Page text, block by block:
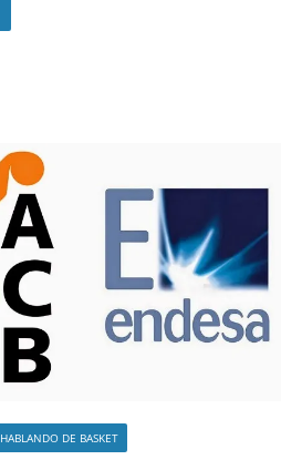
HABLANDO DE BASKET